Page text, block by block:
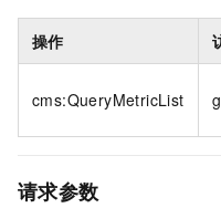
操作
cms:QueryMetricList
请求参数